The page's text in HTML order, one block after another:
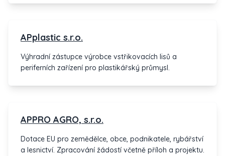
APplastic s.r.o.
Výhradní zástupce výrobce vstřikovacích lisů a
periferních zařízení pro plastikářský průmysl.
APPRO AGRO, s.r.o.
Dotace EU pro zemědělce, obce, podnikatele, rybářství
a lesnictví. Zpracování žádostí včetně příloh a projektu.